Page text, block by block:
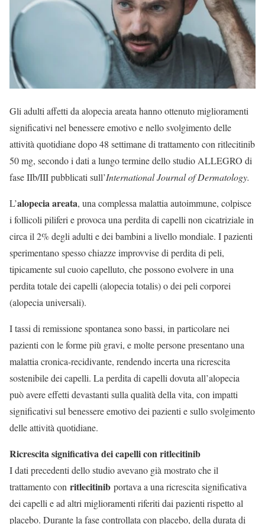
Gli adulti affetti da alopecia areata hanno ottenuto miglioramenti
significativi nel benessere emotivo e nello svolgimento delle
attività quotidiane dopo 48 settimane di trattamento con ritlecitinib
50 mg, secondo i dati a lungo termine dello studio ALLEGRO di
fase IIb/III pubblicati sull’International Journal of Dermatology.
L’alopecia areata, una complessa malattia autoimmune, colpisce
i follicoli piliferi e provoca una perdita di capelli non cicatriziale in
circa il 2% degli adulti e dei bambini a livello mondiale. I pazienti
sperimentano spesso chiazze improvvise di perdita di peli,
tipicamente sul cuoio capelluto, che possono evolvere in una
perdita totale dei capelli (alopecia totalis) o dei peli corporei
(alopecia universali).
I tassi di remissione spontanea sono bassi, in particolare nei
pazienti con le forme più gravi, e molte persone presentano una
malattia cronica-recidivante, rendendo incerta una ricrescita
sostenibile dei capelli. La perdita di capelli dovuta all’alopecia
può avere effetti devastanti sulla qualità della vita, con impatti
significativi sul benessere emotivo dei pazienti e sullo svolgimento
delle attività quotidiane.
Ricrescita significativa dei capelli con ritlecitinib
I dati precedenti dello studio avevano già mostrato che il
trattamento con ritlecitinib portava a una ricrescita significativa
dei capelli e ad altri miglioramenti riferiti dai pazienti rispetto al
placebo. Durante la fase controllata con placebo, della durata di